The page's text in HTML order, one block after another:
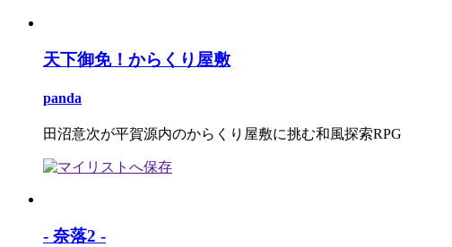
天下御免！からくり屋敷
panda
田沼意次が平賀源内のからくり屋敷に挑む和風探索RPG
- 奈落2 -